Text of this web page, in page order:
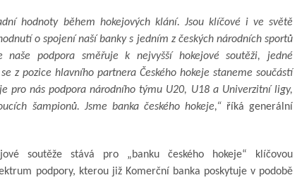
hodnoty během hokejových klání. Jsou klíčové i ve světě
o spojení naší banky s jedním z českých národních sportů
podpora směřuje k nejvyšší hokejové soutěži, jedné
z pozice hlavního partnera Českého hokeje staneme součástí
pro nás podpora národního týmu U20, U18 a Univerzitní ligy,
šampionů. Jsme banka českého hokeje,“ říká generální
soutěže stává pro „banku českého hokeje“ klíčovou
podpory, kterou již Komerční banka poskytuje v podobě